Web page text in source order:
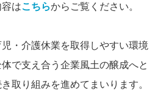
はこちらからご覧ください。
・介護休業を取得しやすい環境
で支え合う企業風土の醸成へと
取り組みを進めてまいります。